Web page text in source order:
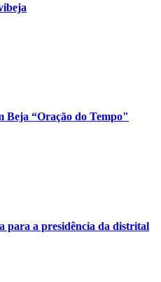
Beja “Oração do Tempo"
para a presidência da distrital